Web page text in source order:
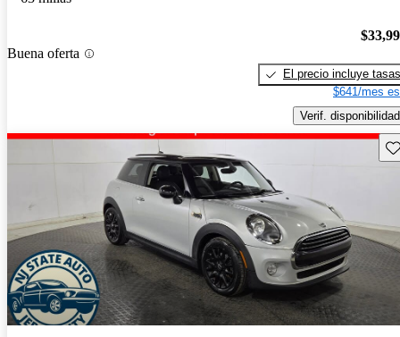
Buena oferta
El precio incluye tasas
$641/mes
Verif. disponibilidad